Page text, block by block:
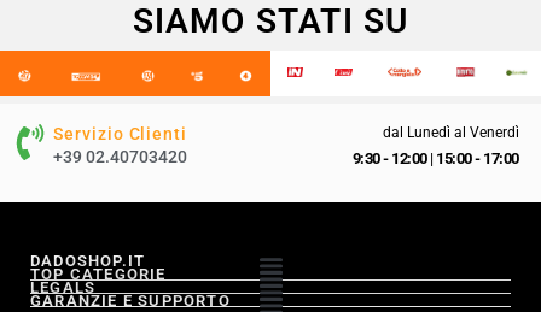
SIAMO STATI SU
Servizio Clienti
+39 02.40703420
dal Lunedì al Venerdì
9:30 - 12:00| 15:00 - 17:00
DADOSHOP.IT
TOP CATEGORIE
LEGALS
GARANZIE E SUPPORTO